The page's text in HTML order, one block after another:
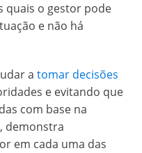
quais o gestor pode
e não há
a tomar decisões
e evitando que
com base na
demonstra
em cada uma das